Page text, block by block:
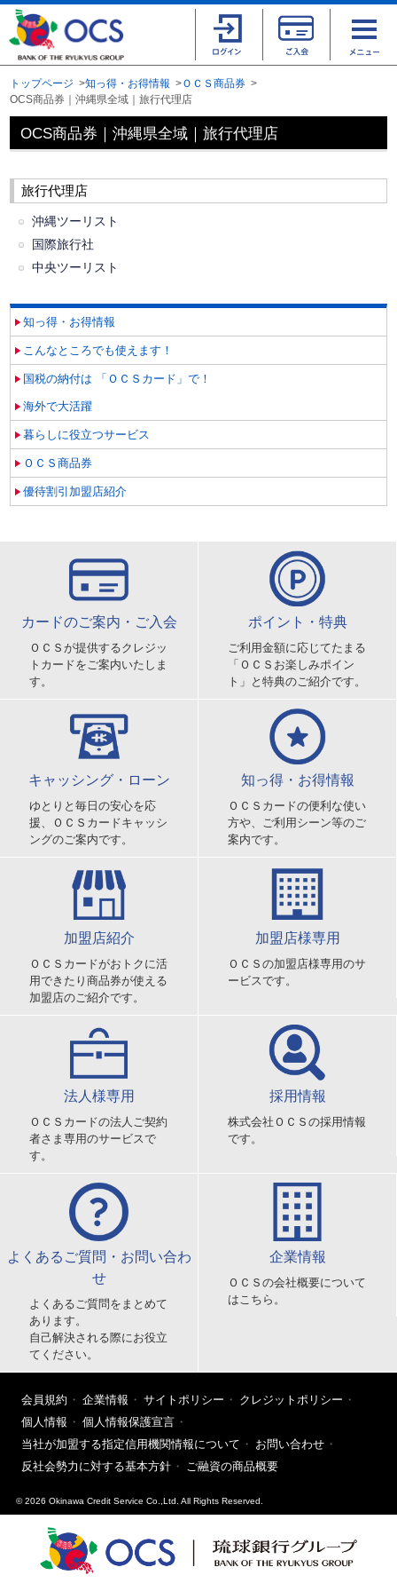
トップページ 知っ得・お得情報
ＯＣＳ商品券
OCS商品券｜沖縄県全域｜旅行代理店
OCS商品券｜沖縄県全域｜旅行代理店
旅行代理店
沖縄ツーリスト
国際旅行社
中央ツーリスト
知っ得・お得情報
こんなところでも使えます！
国税の納付は 「ＯＣＳカード」で！
海外で大活躍
暮らしに役立つサービス
ＯＣＳ商品券
優待割引加盟店紹介
カードのご案内・ご入会
ＯＣＳが提供するクレジッ
トカードをご案内いたしま
す。
ポイント・特典
ご利用金額に応じてたまる
「ＯＣＳお楽しみポイン
ト」と特典のご紹介です。
キャッシング・ローン
ゆとりと毎日の安心を応
援、ＯＣＳカードキャッシ
ングのご案内です。
知っ得・お得情報
ＯＣＳカードの便利な使い
方や、ご利用シーン等のご
案内です。
加盟店紹介
ＯＣＳカードがおトクに活
用できたり商品券が使える
加盟店のご紹介です。
加盟店様専用
ＯＣＳの加盟店様専用のサ
ービスです。
法人様専用
ＯＣＳカードの法人ご契約
者さま専用のサービスで
す。
採用情報
株式会社ＯＣＳの採用情報
です。
よくあるご質問・お問い合わ
せ
よくあるご質問をまとめて
あります。
自己解決される際にお役立
てください。
企業情報
ＯＣＳの会社概要について
はこちら。
会員規約 企業情報 サイトポリシー
クレジットポリシー
個人情報
個人情報保護宣言
当社が加盟する指定信用機関情報について
お問い合わせ
反社会勢力に対する基本方針
ご融資の商品概要
© 2026 Okinawa Credit Service Co.,Ltd. All Rights Reserved.